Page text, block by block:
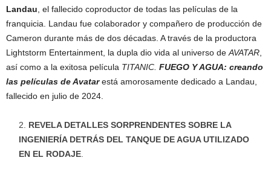
Landau , el fallecido coproductor de todas las películas de la
franquicia. Landau fue colaborador y compañero de producción de
Cameron durante más de dos décadas. A través de la productora
Lightstorm Entertainment, la dupla dio vida al universo de AVATAR
así como a la exitosa película TITANIC. FUEGO Y AGUA: creando
las películas de Avatarestá amorosamente dedicado a Landau,
fallecido en julio de 2024.
REVELA DETALLES SORPRENDENTES SOBRE LA
INGENIERÍA DETRÁS DEL TANQUE DE AGUA UTILIZADO
EN EL RODAJE